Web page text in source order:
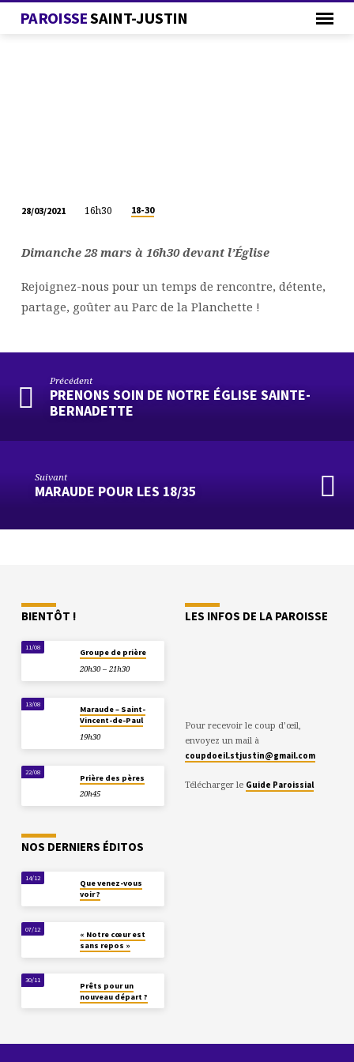
PAROISSESAINT-JUSTIN
18-
ANS
28/03/2021 16h30 18-30
Dimanche 28 mars à 16h30 devant l’Église
Rejoignez-nous pour un temps de rencontre, détente,
partage, goûter au Parc de la Planchette !
Précédent
PRENONS SOIN DE NOTRE ÉGLISE SAINTE-
BERNADETTE
Suivant
MARAUDE POUR LES 18/35
BIENTÔT !
11/08
Groupe de prière
20h30 – 21h30
13/08
Maraude – Saint-
Vincent-de-Paul
19h30
22/08
Prière des pères
20h45
LES INFOS DE LA PAROISSE
Pour recevoir le coup d’œil,
envoyez un mail à
coupdoeil.stjustin@gmail.com
Télécharger le Guide Paroissial
NOS DERNIERS ÉDITOS
14/12
Que venez-vous
voir ?
07/12
« Notre cœur est
sans repos »
30/11
Prêts pour un
nouveau départ ?